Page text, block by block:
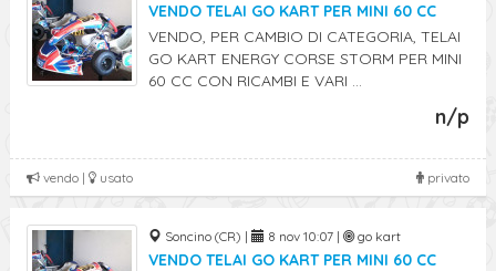
VENDO TELAI GO KART PER MINI 60 CC
VENDO, PER CAMBIO DI CATEGORIA, TELAI
GO KART ENERGY CORSE STORM PER MINI
60 CC CON RICAMBI E VARI ...
n/p
privato
vendo | usato
Soncino (CR) | 8 nov 10:07 | go kart
VENDO TELAI GO KART PER MINI 60 CC